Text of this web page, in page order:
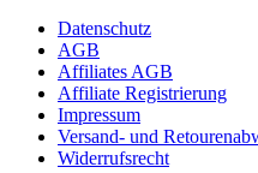
Datenschutz
AGB
Affiliates AGB
Affiliate Registrierung
Impressum
Versand- und
Widerrufsrecht